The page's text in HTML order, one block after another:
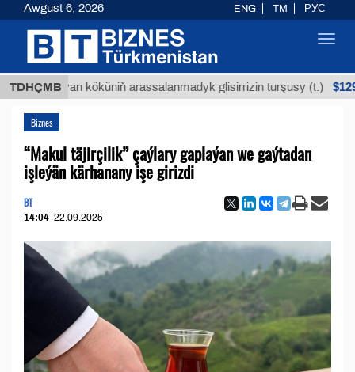
TDHÇMB
Buýan köküniň arassalanmadyk glisirrizin turşusy (t.) $12935,18
Biznes
“Makul täjirçilik” çaýlary gaplaýan we gaýtadan
işleýän kärhanany işe girizdi
BT
14:04 22.09.2025
Awgust 6, 2026 ENG TM РУС